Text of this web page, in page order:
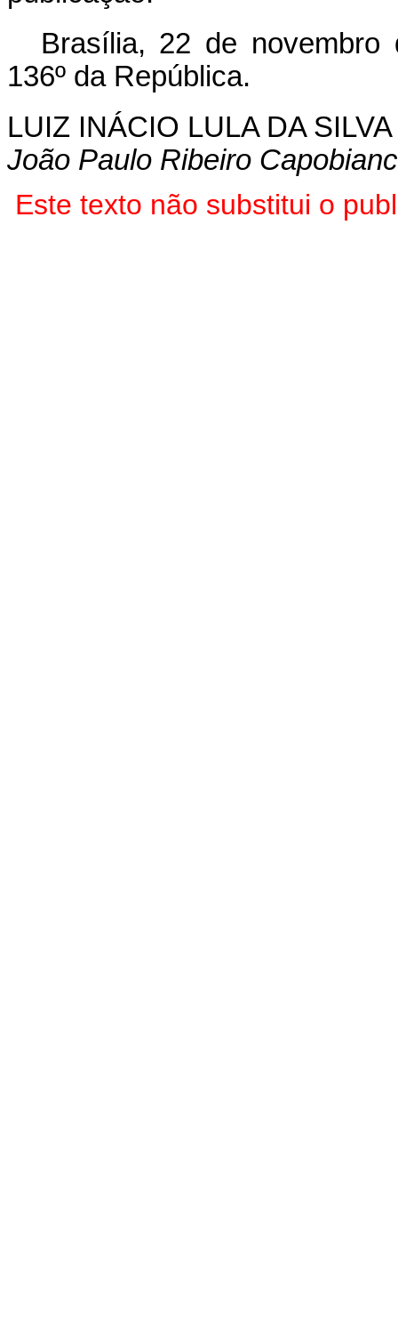
Brasília, 22 de novembro
136º da República.
LUIZ INÁCIO LULA DA SILVA
João Paulo Ribeiro
Este texto não substitui o